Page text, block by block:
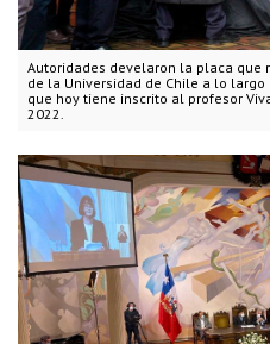
Autoridades develaron la placa que
de la Universidad de Chile a lo
que hoy tiene inscrito al profesor
2022.